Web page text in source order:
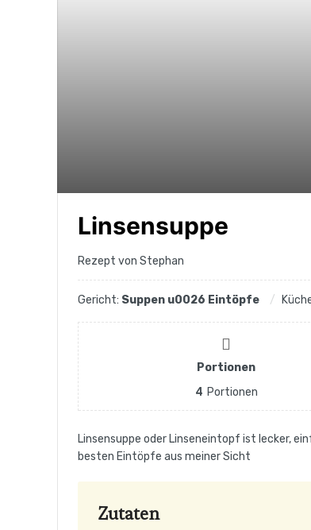
Linsensuppe
Rezept von Stephan
Gericht: Suppen u0026 Eintöpfe
Portionen
4 Portionen
Linsensuppe oder Linseneintopf ist lecker,
besten Eintöpfe aus meiner Sicht
Zutaten